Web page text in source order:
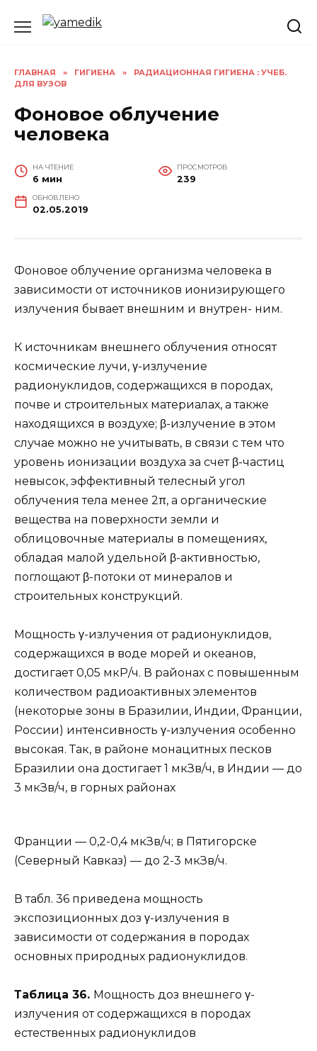
ГЛАВНАЯ » ГИГИЕНА »
РАДИАЦИОННАЯ ГИГИЕНА : УЧЕБ.
ДЛЯ ВУЗОВ
Фоновое облучение
человека
НА ЧТЕНИЕ
6 мин
ПРОСМОТРОВ
239
ОБНОВЛЕНО
02.05.2019
Фоновое облучение организма человека в
зависимости от источников ионизирующего
излучения бывает внешним и внутрен- ним.
К источникам внешнего облучения относят
космические лучи, γ-излучение
радионуклидов, содержащихся в породах,
почве и строительных материалах, а также
находящихся в воздухе; β-излучение в этом
случае можно не учитывать, в связи с тем что
уровень ионизации воздуха за счет β-частиц
невысок, эффективный телесный угол
облучения тела менее 2π, а органические
вещества на поверхности земли и
облицовочные материалы в помещениях,
обладая малой удельной β-активностью,
поглощают β-потоки от минералов и
строительных конструкций.
Мощность γ-излучения от радионуклидов,
содержащихся в воде морей и океанов,
достигает 0,05 мкР/ч. В районах с повышенным
количеством радиоактивных элементов
(некоторые зоны в Бразилии, Индии, Франции,
России) интенсивность γ-излучения особенно
высокая. Так, в районе монацитных песков
Бразилии она достигает 1 мкЗв/ч, в Индии — до
3 мкЗв/ч, в горных районах
Франции — 0,2-0,4 мкЗв/ч; в Пятигорске
(Северный Кавказ) — до 2-3 мкЗв/ч.
В табл. 36 приведена мощность
экспозиционных доз γ-излучения в
зависимости от содержания в породах
основных природных радионуклидов.
Таблица 36. Мощность доз внешнего γ-
излучения от содержащихся в породах
естественных радионуклидов